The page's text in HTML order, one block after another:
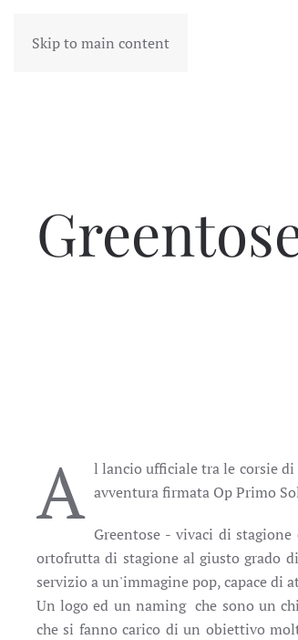
Skip to main content
A l lancio ufficiale tra le corsie
avventura firmata Op Primo
Greentose - vivaci di
ortofrutta di stagione al giusto grado
servizio a un'immagine pop, capace di
Un logo ed un naming che sono un
che si fanno carico di un obiettivo